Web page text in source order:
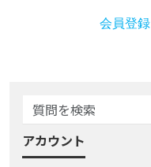
会員登録
アカウント